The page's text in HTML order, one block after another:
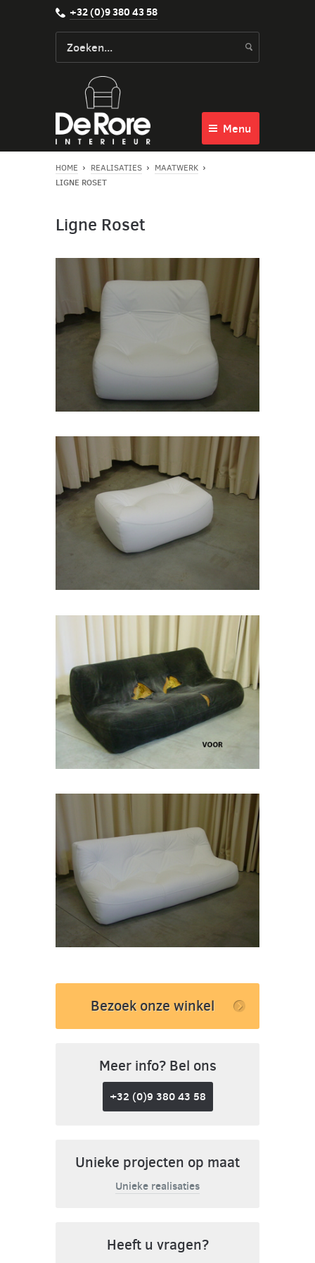
+32 (0)9 380 43 58
Menu
HOME REALISATIES MAATWERK
LIGNE ROSET
Ligne Roset
Bezoek onze winkel
Meer info? Bel ons
+32 (0)9 380 43 58
Unieke projecten op maat
Unieke realisaties
Heeft u vragen?